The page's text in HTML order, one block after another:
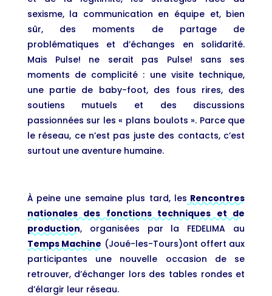
sexisme, la communication en équipe et, bien
sûr, des moments de partage de
problématiques et d’échanges en solidarité.
Mais Pulse! ne serait pas Pulse! sans ses
moments de complicité : une visite technique,
une partie de baby-foot, des fous rires, des
soutiens mutuels et des discussions
passionnées sur les « plans boulots ». Parce que
le réseau, ce n’est pas juste des contacts, c’est
surtout une aventure humaine.
À peine une semaine plus tard, les Rencontres
nationales des fonctions techniques et de
production, organisées par la FEDELIMA au
Temps Machine (Joué-les-Tours)ont offert aux
participantes une nouvelle occasion de se
retrouver, d’échanger lors des tables rondes et
d’élargir leur réseau.